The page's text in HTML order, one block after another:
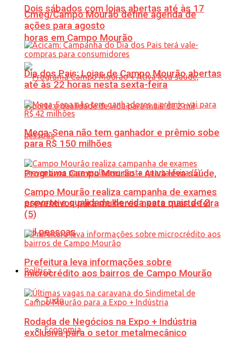
Dois sábados com lojas abertas até às 17
horas em Campo Mourão
Programa Campo Mourão + Ativa leva saúde,
esporte e qualidade de vida para mais de 2
mil pessoas
Política
Tudo
Economia
Cmeg/Campo Mourão define agenda de
ações para agosto
Dia dos Pais: Lojas de Campo Mourão abertas
até às 22 horas nesta sexta-feira
Mega-Sena não tem ganhador e prêmio sobe
para R$ 150 milhões
Campo Mourão realiza campanha de exames
preventivos para mulheres nesta quarta-feira
(5)
Prefeitura leva informações sobre
microcrédito aos bairros de Campo Mourão
Rodada de Negócios na Expo + Indústria
exclusiva para o setor metalmecânico